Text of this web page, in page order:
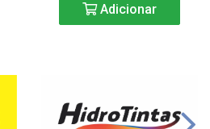
Adicionar